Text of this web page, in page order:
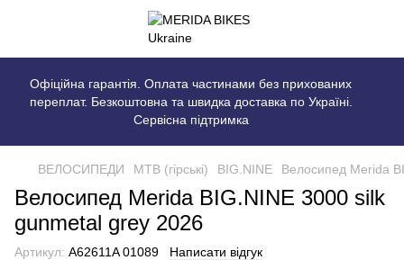
Офіційна гарантія. Оплата частинами без прихованих
переплат. Безкоштовна та швидка доставка по Україні.
Сервісна підтримка
ВЕЛОСИПЕДИ MTB (гірські) BIG.NINE Велосипед Merida
Велосипед Merida BIG.NINE 3000 silk
gunmetal grey 2026
Артикул: A62611A 01089 Написати відгук